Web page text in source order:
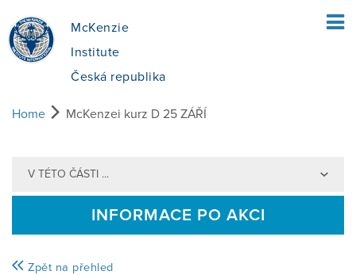
McKenzie
Institute
Česká republika
CO JE MCKENZIE METODA?
Home McKenzei kurz D 25 ZÁŘÍ
V TÉTO ČÁSTI ...
INFORMACE PO AKCI
Zpět na přehled